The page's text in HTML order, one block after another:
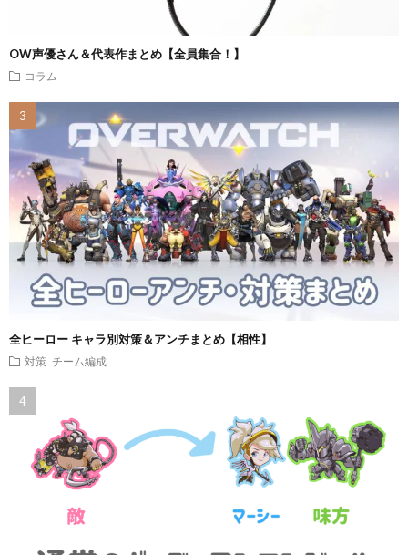
OW声優さん＆代表作まとめ【全員集合！】
コラム
全ヒーロー キャラ別対策＆アンチまとめ【相性】
対策 チーム編成